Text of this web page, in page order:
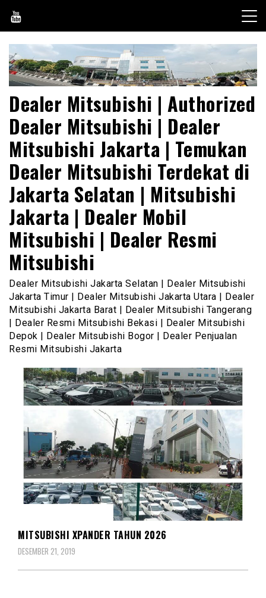
content
Dealer Mitsubishi | Authorized
Dealer Mitsubishi | Dealer
Mitsubishi Jakarta | Temukan
Dealer Mitsubishi Terdekat di
Jakarta Selatan | Mitsubishi
Jakarta | Dealer Mobil
Mitsubishi | Dealer Resmi
Mitsubishi
Dealer Mitsubishi Jakarta Selatan | Dealer Mitsubishi
Jakarta Timur | Dealer Mitsubishi Jakarta Utara | Dealer
Mitsubishi Jakarta Barat | Dealer Mitsubishi Tangerang
| Dealer Resmi Mitsubishi Bekasi | Dealer Mitsubishi
Depok | Dealer Mitsubishi Bogor | Dealer Penjualan
Resmi Mitsubishi Jakarta
MITSUBISHI XPANDER TAHUN 2026
DESEMBER 21, 2019